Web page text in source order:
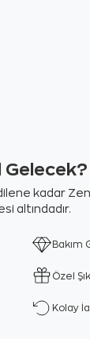
Gelecek?
kadar Zen
altındadır.
Bakım
Özel
Kolay